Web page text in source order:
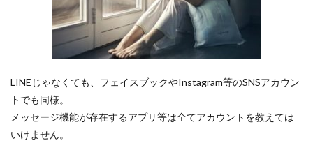
LINEじゃなくても、フェイスブックやInstagram等のSNSアカウン
トでも同様。
メッセージ機能が存在するアプリ等は全てアカウントを教えては
いけません。